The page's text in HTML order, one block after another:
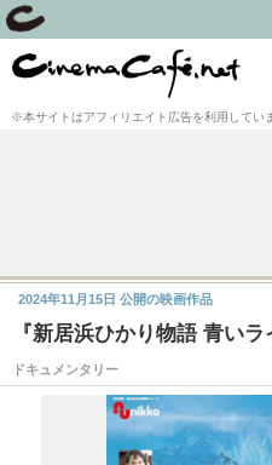
※本サイトはアフィリエイト広告を利用してい
『新居浜ひかり物語 青い
ドキュメンタリー
2024年11月15日 公開の映画作品